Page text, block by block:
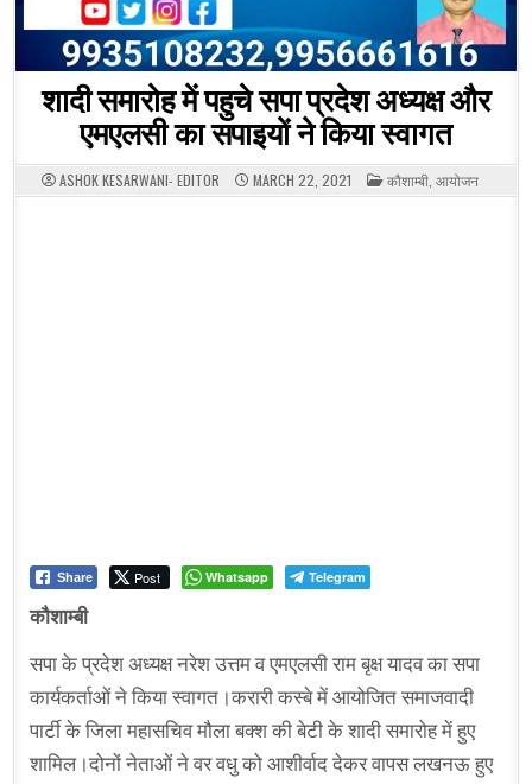
शादी समारोह में पहुचे सपा प्रदेश अध्यक्ष और
एमएलसी का सपाइयों ने किया स्वागत
ASHOK KESARWANI- EDITOR MARCH 22, 2021 POSTED
IN
कौशाम्बी आयोजन
Share Post Whatsapp Telegram
कौशाम्बी
सपा के प्रदेश अध्यक्ष नरेश उत्तम व एमएलसी राम बृक्ष यादव का सपा
कार्यकर्ताओं ने किया स्वागत।करारी कस्बे में आयोजित समाजवादी
पार्टी के जिला महासचिव मौला बक्श की बेटी के शादी समारोह में हुए
शामिल।दोनों नेताओं ने वर वधु को आशीर्वाद देकर वापस लखनऊ हुए